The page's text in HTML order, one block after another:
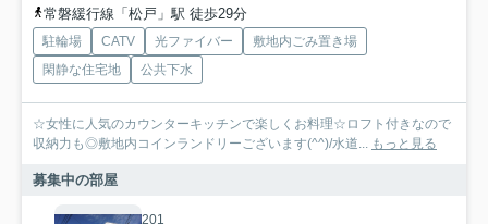
常磐緩行線「松戸」駅 徒歩29分
駐輪場 CATV 光ファイバー
敷地内ごみ置き場
閑静な住宅地
公共下水
☆女性に人気のカウンターキッチンで楽しくお料理☆ロフト付きなので
収納力も◎敷地内コインランドリーございます(^^)/水道... もっと見る
募集中の部屋
201